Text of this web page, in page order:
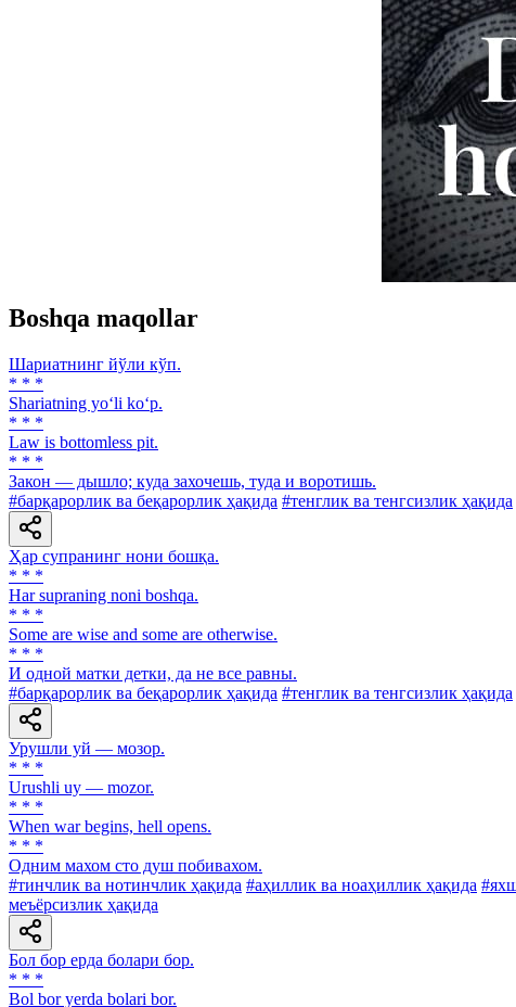
Boshqa maqollar
Шариатнинг йўли кўп.
* * *
Shariatning yo‘li ko‘p.
* * *
Law is bottomless pit.
* * *
Закон — дышло; куда захочешь, туда и воротишь.
#барқарорлик ва беқарорлик ҳақида #тенглик ва тенгсизлик ҳақида
Ҳар супранинг нони бошқа.
* * *
Har supraning noni boshqa.
* * *
Some are wise and some are otherwise.
* * *
И одной матки детки, да не все равны.
#барқарорлик ва беқарорлик ҳақида #тенглик ва тенгсизлик ҳақида
Урушли уй — мозор.
* * *
Urushli uy — mozor.
* * *
When war begins, hell opens.
* * *
Одним махом сто душ побивахом.
#тинчлик ва нотинчлик ҳақида #аҳиллик ва ноаҳиллик ҳақида
меъёрсизлик ҳақида
Бол бор ерда болари бор.
* * *
Bol bor yerda bolari bor.